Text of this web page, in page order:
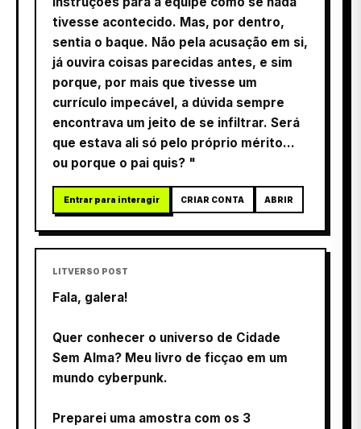
tivesse acontecido. Mas, por dentro,
sentia o baque. Não pela acusação em si,
já ouvira coisas parecidas antes, e sim
porque, por mais que tivesse um
currículo impecável, a dúvida sempre
encontrava um jeito de se infiltrar. Será
que estava ali só pelo próprio mérito…
ou porque o pai quis? "
Entrar para interagir CRIAR CONTA ABRIR
LITVERSO POST
Fala, galera!
Quer conhecer o universo de Cidade
Sem Alma? Meu livro de ficçao em um
mundo cyberpunk.
Preparei uma amostra com os 3